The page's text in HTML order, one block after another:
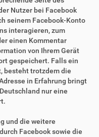
Nutzer bei Facebook
seinem Facebook-Konto
interagieren, zum
einen Kommentar
von Ihrem Gerät
gespeichert. Falls ein
besteht trotzdem die
in Erfahrung bringt
nur eine
und die weitere
Facebook sowie die